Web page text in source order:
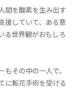
間を酸素を生み出す
援していて、ある意
る世界観がおもしろ
その中の一人で、
に転花手術を受ける